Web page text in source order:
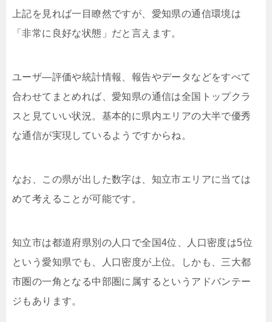
上記を見れば一目瞭然ですが、愛知県の通信環境は
「非常に良好な状態」だと言えます。
ユーザ―評価や統計情報、報告やデータなどをすべて
合わせてまとめれば、愛知県の通信は全国トップクラ
スと見ていい状況。基本的に県内エリアの大半で優秀
な通信が実現しているようですからね。
なお、この県が出した数字は、知立市エリアに当ては
めて考えることが可能です。
知立市は都道府県別の人口で全国4位、人口密度は5位
という愛知県でも、人口密度が上位。しかも、三大都
市圏の一角となる中部圏に属するというアドバンテー
ジもあります。